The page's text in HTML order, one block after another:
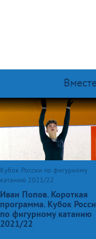
Кубок России по фигурному
катанию 2021/22
Иван Попов. Короткая
программа. Кубок
по фигурному катанию
2021/22